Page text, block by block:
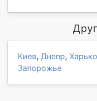
Киев, Днепр,
Запорожье